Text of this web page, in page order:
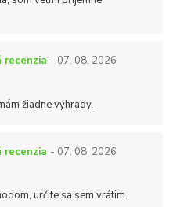
recenzia - 07. 08. 2026
žiadne výhrady.
recenzia - 07. 08. 2026
určite sa sem vrátim.